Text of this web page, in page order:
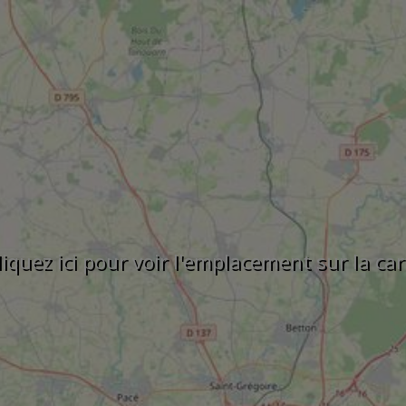
ici pour voir l'emplacement sur la